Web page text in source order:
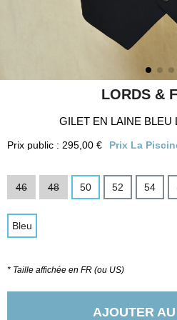
LORDS &
GILET EN LAINE BLEU
Prix public : 295,00 € Prix La
46 48 50 52 54
Bleu
* Taille affichée en FR (ou US)
AJOUTER